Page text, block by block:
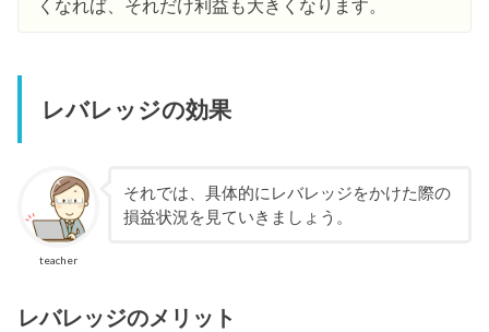
くなれば、それだけ利益も大きくなります。
レバレッジの効果
teacher
それでは、具体的にレバレッジをかけた際の
損益状況を見ていきましょう。
レバレッジのメリット